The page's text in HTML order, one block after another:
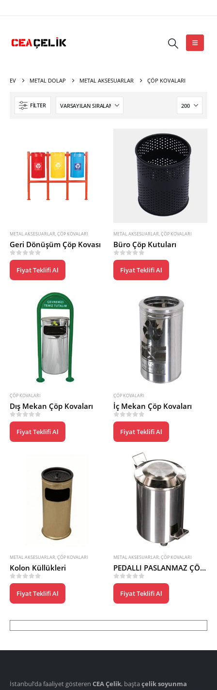
EV METAL DOLAP METAL AKSESUARLAR ÇÖP KOVALARI
FILTER
METAL AKSESUARLAR,ÇÖP KOVALARI
Geri Dönüşüm Çöp Kovası
05 üzerinden
Fiyat Teklifi Al
METAL AKSESUARLAR,ÇÖP KOVALARI
Büro Çöp Kutuları
05 üzerinden
Fiyat Teklifi Al
ÇÖP KOVALARI
Dış Mekan Çöp Kovaları
05 üzerinden
Fiyat Teklifi Al
ÇÖP KOVALARI
İç Mekan Çöp Kovaları
05 üzerinden
Fiyat Teklifi Al
METAL AKSESUARLAR,ÇÖP KOVALARI
Kolon Küllükleri
05 üzerinden
Fiyat Teklifi Al
METAL AKSESUARLAR,ÇÖP KOVALARI
PEDALLI PASLANMAZ ÇÖP KUTUSU
05 üzerinden
Fiyat Teklifi Al
İstanbul’da faaliyet gösteren CEA Çelik, başta çelik soyunma